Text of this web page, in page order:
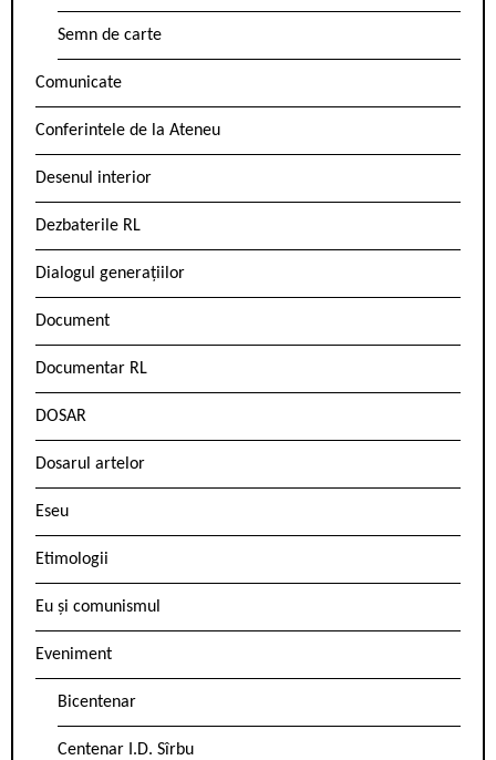
Semn de carte
Comunicate
Conferintele de la Ateneu
Desenul interior
Dezbaterile RL
Dialogul generațiilor
Document
Documentar RL
DOSAR
Dosarul artelor
Eseu
Etimologii
Eu și comunismul
Eveniment
Bicentenar
Centenar I.D. Sîrbu